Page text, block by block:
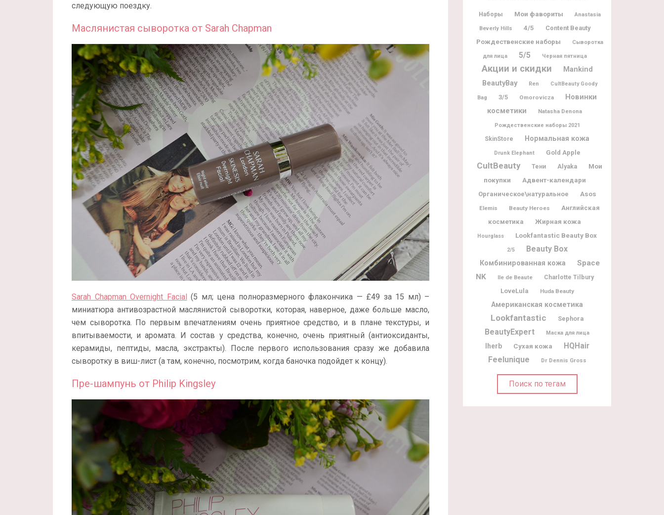
следующую поездку.
Маслянистая сыворотка от Sarah Chapman
Sarah Chapman Overnight Facial (5 мл; цена полноразмерного флакончика — £49 за 15 мл) –
миниатюра антивозрастной маслянистой сыворотки, которая, наверное, даже больше масло,
чем сыворотка. По первым впечатлениям очень приятное средство, и в плане текстуры, и
впитываемости, и аромата. И состав у средства, конечно, очень приятный (антиоксиданты,
керамиды, пептиды, масла, экстракты). После первого использования сразу же добавила
сыворотку в виш-лист (а там, конечно, посмотрим, когда баночка подойдет к концу).
Пре-шампунь от Philip Kingsley
Наборы Мои фавориты Anastasia
Beverly Hills 4/5 Content Beauty
Рождественские наборы Сыворотка
для лица 5/5 Черная пятница
Акции и скидки Mankind
BeautyBay Ren CultBeauty Goody
Bag 3/5 Omorovicza
Новинки
косметики
Natasha Denona
Рождественские наборы 2021
SkinStore Нормальная кожа
Drunk Elephant Gold Apple
CultBeauty Тени Alyaka
Мои
покупки
Адвент-календари
Органическое\натуральное Asos
Elemis Beauty Heroes
Английская
косметика
Жирная кожа
Hourglass Lookfantastic Beauty Box
2/5 Beauty Box
Комбинированная кожа
Space
NK
Ile de Beaute
Charlotte Tilbury
LoveLula
Huda Beauty
Американская косметика
Lookfantastic Sephora
BeautyExpert Маска для лица
Iherb Сухая кожа HQHair
Feelunique Dr Dennis Gross
Поиск по тегам